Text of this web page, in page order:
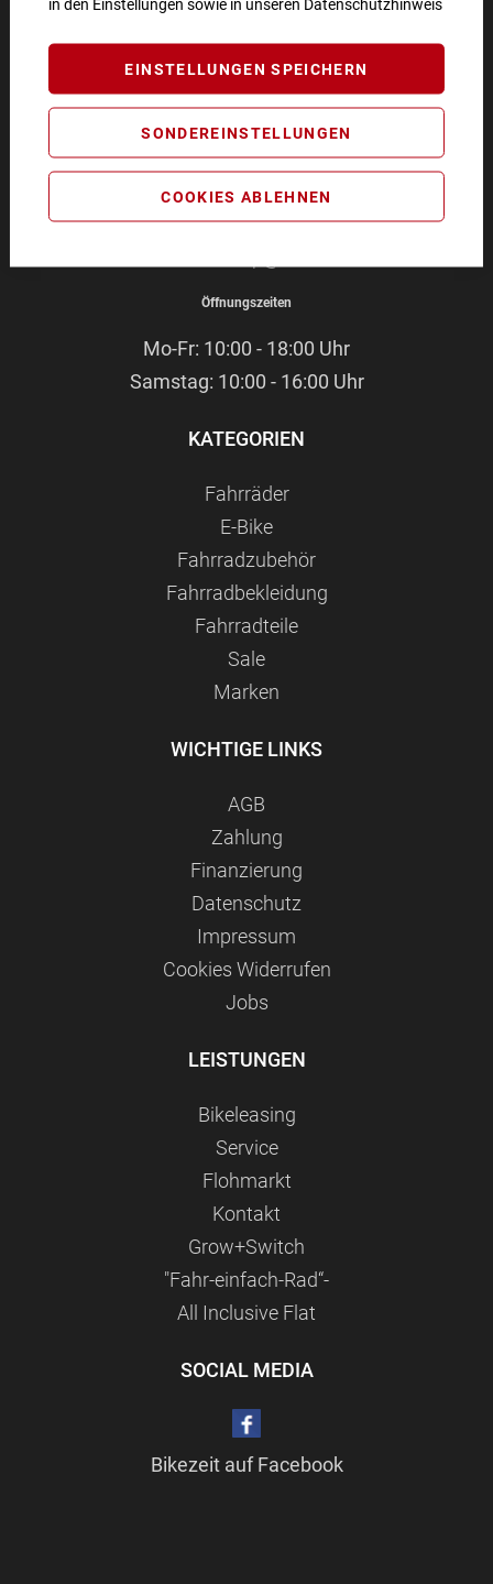
in den Einstellungen sowie in unseren Datenschutzhinweis
EINSTELLUNGEN SPEICHERN
SONDEREINSTELLUNGEN
COOKIES ABLEHNEN
Abmeldung jederzeit möglich.
SO ERREICHEN SIE UNS
BIKEZEIT
Pommernstr. 4
93073 Neutraubling
Service-Hotline:09401 - 91 38 70
Öffnungszeiten
Mo-Fr: 10:00 - 18:00 Uhr
Samstag: 10:00 - 16:00 Uhr
KATEGORIEN
Fahrräder
E-Bike
Fahrradzubehör
Fahrradbekleidung
Fahrradteile
Sale
Marken
WICHTIGE LINKS
AGB
Zahlung
Finanzierung
Datenschutz
Impressum
Сookies Widerrufen
Jobs
LEISTUNGEN
Bikeleasing
Service
Flohmarkt
Kontakt
Grow+Switch
"Fahr-einfach-Rad“-
All Inclusive Flat
SOCIAL MEDIA
Bikezeit auf Facebook